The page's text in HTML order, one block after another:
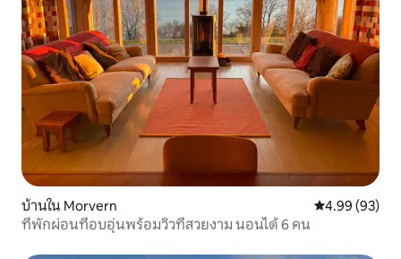
บ้านใน Morvern คะแนนเฉลี่ย
4.99 (93)
ที่พักผ่อนที่อบอุ่นพร้อมวิวที่สวยงาม นอนได้ 6 คน